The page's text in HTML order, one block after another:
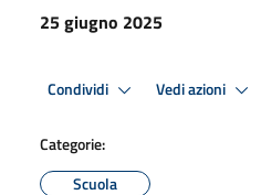
25 giugno 2025
Condividi Vedi azioni
Categorie:
Scuola